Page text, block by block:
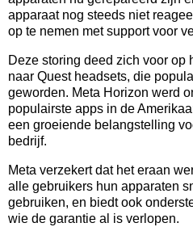
apparaat nog steeds niet
op te nemen met support voor
Deze storing deed zich voor op
naar Quest headsets, die
geworden. Meta Horizon werd
populairste apps in de
een groeiende belangstelling
bedrijf.
Meta verzekert dat het eraan
alle gebruikers hun apparaten
gebruiken, en biedt ook
wie de garantie al is verlopen.